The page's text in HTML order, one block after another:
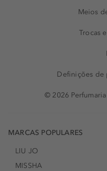
Meios
Trocas
Definições de
© 2026
MARCAS POPULARES
LIU JO
MISSHA